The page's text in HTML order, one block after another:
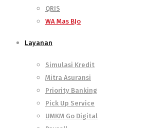
QRIS
WA Mas BJo
Layanan
Simulasi Kredit
Mitra Asuransi
Priority Banking
Pick Up Service
UMKM Go Digital